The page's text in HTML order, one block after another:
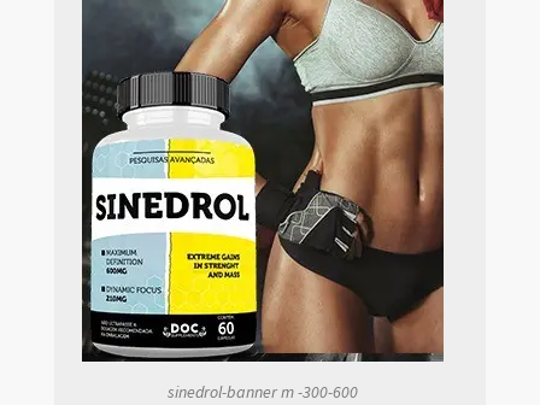
sinedrol-banner m -300-600